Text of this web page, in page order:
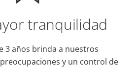
tranquilidad
3 años brinda a nuestros
y un control de